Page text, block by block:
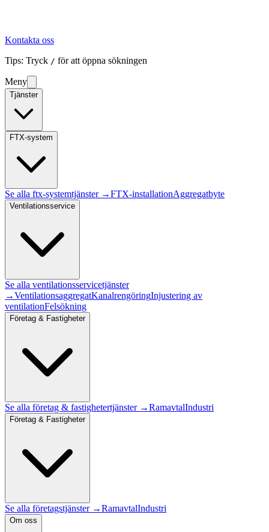
Kontakta oss
Tips: Tryck / för att öppna sökningen
Meny
Tjänster
FTX-system
Se alla ftx-systemtjänster →FTX-installationAggregatbyte
Ventilationsservice
Se alla ventilationsservicetjänster
→VentilationsaggregatKanalrengöringInjustering av
ventilationFelsökning
Företag & Fastigheter
Se alla företag & fastighetertjänster →RamavtalIndustri
Företag & Fastigheter
Se alla företagstjänster →RamavtalIndustri
Om oss